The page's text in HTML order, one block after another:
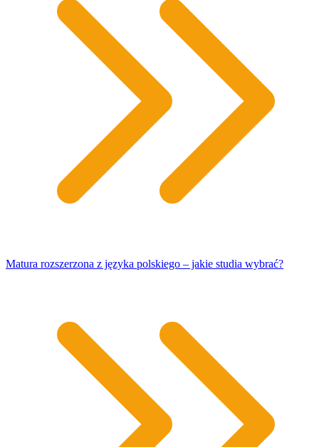
Matura rozszerzona z języka polskiego – jakie studia wybrać?